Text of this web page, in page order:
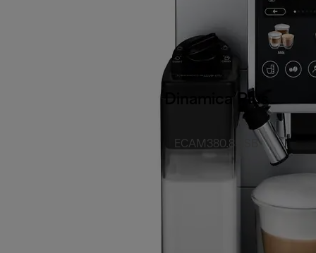
Dinamica Plus
ECAM380.85.SB